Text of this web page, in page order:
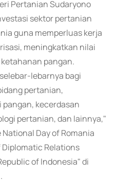
Pertanian Sudaryono
sektor pertanian
guna memperluas kerja
meningkatkan nilai
pangan.
lebarnya bagi
pertanian,
kecerdasan
pertanian, dan lainnya,"
Day of Romania
Relations
of Indonesia" di